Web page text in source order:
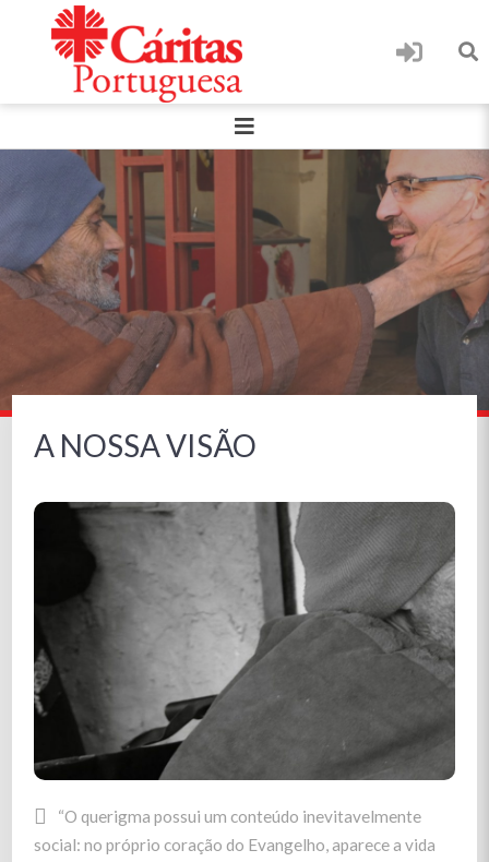
A NOSSA VISÃO
CÁRITAS: O AMOR
QUE TRANSFORMA!
Desejamos um mundo justo, transformado para que
seja reflexo do Reino de Deus, onde todas as pessoas
da nossa casa comum vivenciem o amor, a compaixão e
a plenitude da vida. A Cáritas em Portugal quer ser
testemunho da fraternidade da comunidade cristã com
“Oquerigma possui um conteúdo inevitavelmente
social: no próprio coração do Evangelho, aparece a vida